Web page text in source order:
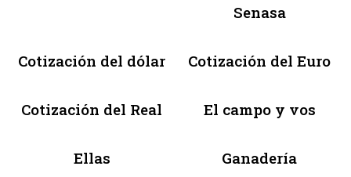
Senasa
Cotización del dólar Cotización del Euro
Cotización del Real El campo y vos
Ellas Ganadería